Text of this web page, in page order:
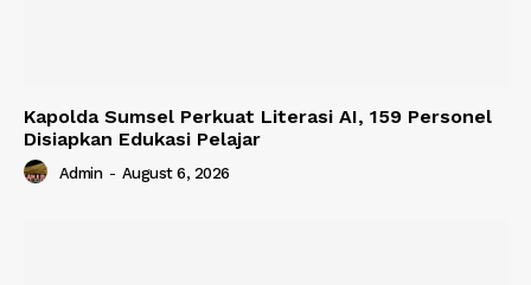
Kapolda Sumsel Perkuat Literasi AI, 159 Personel
Disiapkan Edukasi Pelajar
Admin - August 6, 2026